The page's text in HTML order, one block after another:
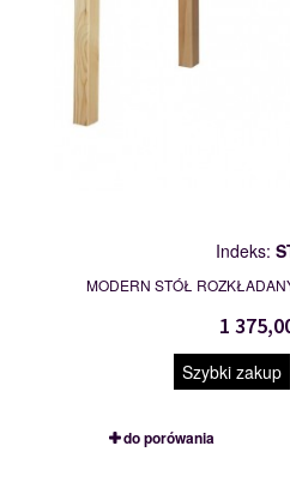
Indeks:
MODERN STÓŁ
1
Szybki zakup
do porówania